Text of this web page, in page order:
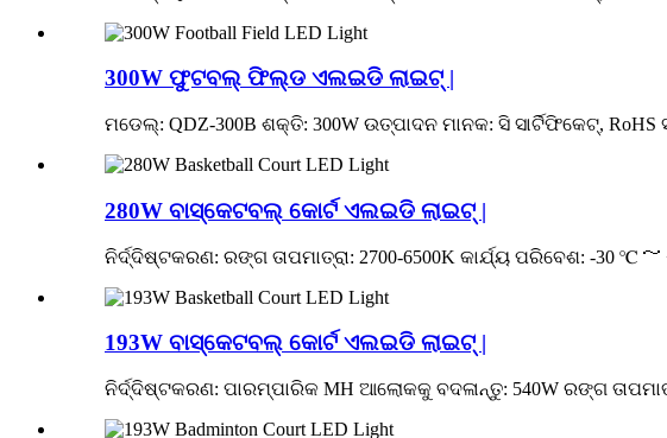
300W ଫୁଟବଲ୍ ଫିଲ୍ଡ ଏଲଇଡି ଲାଇଟ୍ |
ମଡେଲ୍: QDZ-300B ଶକ୍ତି: 300W ଉତ୍ପାଦନ ମାନକ: ସି ସାର୍ଟିଫିକେଟ୍, RoHS
280W ବାସ୍କେଟବଲ୍ କୋର୍ଟ ଏଲଇଡି ଲାଇଟ୍ |
ନିର୍ଦ୍ଦିଷ୍ଟକରଣ: ରଙ୍ଗ ତାପମାତ୍ରା: 2700-6500K କାର୍ଯ୍ୟ ପରିବେଶ: -30 ℃
193W ବାସ୍କେଟବଲ୍ କୋର୍ଟ ଏଲଇଡି ଲାଇଟ୍ |
ନିର୍ଦ୍ଦିଷ୍ଟକରଣ: ପାରମ୍ପାରିକ MH ଆଲୋକକୁ ବଦଳାନ୍ତୁ: 540W ରଙ୍ଗ